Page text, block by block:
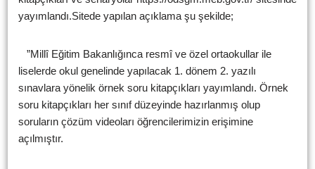
yayımlandı.Sitede yapılan açıklama şu şekilde;
”Millî Eğitim Bakanlığınca resmî ve özel ortaokullar ile
liselerde okul genelinde yapılacak 1. dönem 2. yazılı
sınavlara yönelik örnek soru kitapçıkları yayımlandı. Örnek
soru kitapçıkları her sınıf düzeyinde hazırlanmış olup
soruların çözüm videoları öğrencilerimizin erişimine
açılmıştır.